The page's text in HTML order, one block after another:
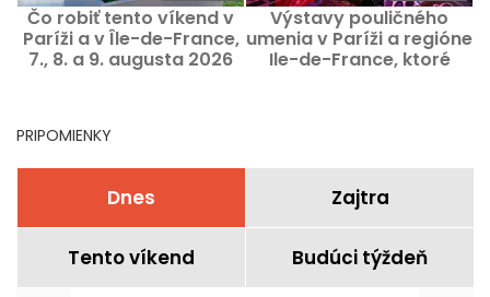
Čo robiť tento víkend v
Paríži a v Île-de-France,
7., 8. a 9. augusta 2026
Výstavy pouličného
umenia v Paríži a regióne
Ile-de-France, ktoré
PRIPOMIENKY
Dnes Zajtra
Tento víkend Budúci týždeň